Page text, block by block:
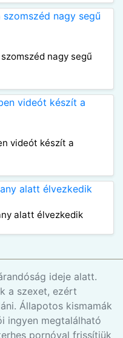
nagy segű
videót készít a
alatt élvezkedik
ideje alatt.
a szexet, ezért
Állapotos kismamák
ingyen megtalálható
pornóval frissítjük